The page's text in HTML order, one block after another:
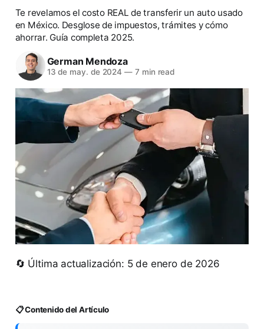
Te revelamos el costo REAL de transferir un auto usado
en México. Desglose de impuestos, trámites y cómo
ahorrar. Guía completa 2025.
German Mendoza
13 de may. de 2024 — 7 min read
🔄 Última actualización: 5 de enero de 2026
📋 Contenido del Artículo